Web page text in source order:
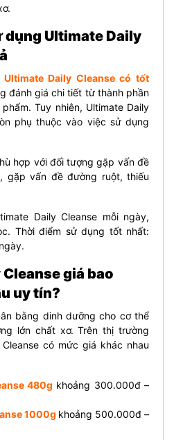
dụng Ultimate Daily
Ultimate Daily Cleanse có tốt
đánh giá chi tiết từ thành phần
Tuy nhiên, Ultimate Daily
phụ thuộc vào việc sử dụng
hợp với đối tượng gặp vấn đề
gặp vấn đề đường ruột, thiếu
Daily Cleanse mỗi ngày,
Thời điểm sử dụng tốt nhất:
giá bao
uy tín?
bằng dinh dưỡng cho cơ thể
lớn chất xơ. Trên thị trường
có mức giá khác nhau
480g khoảng 300.000đ –
1000g khoảng 500.000đ –